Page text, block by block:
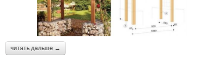
читать дальше →